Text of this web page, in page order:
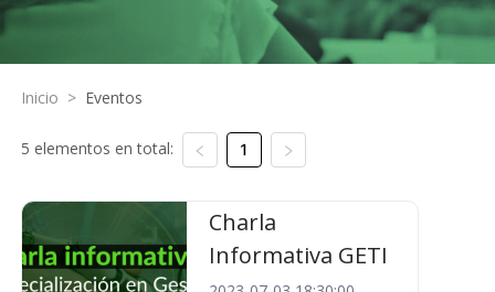
Inicio > Eventos
5 elementos en total: 1
Charla
Informativa GETI